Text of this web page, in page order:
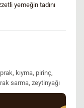
yemeğin tadını
kıyma pirinç
sarma zeytinyağı